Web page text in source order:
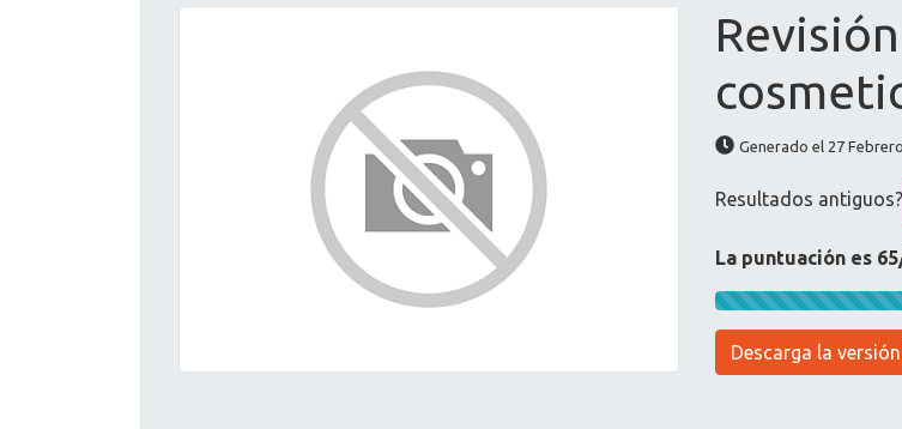
Generado el 27
Resultados antiguos?
La puntuación es
Descarga la versión